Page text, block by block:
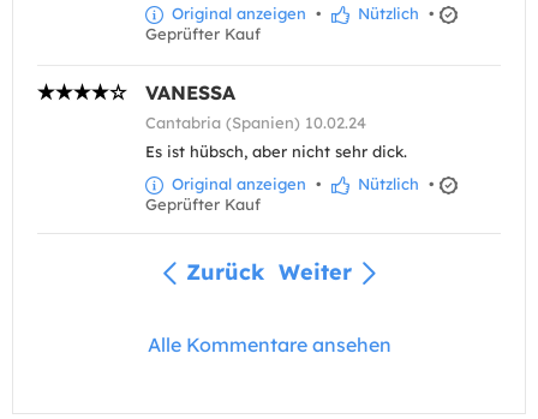
Original anzeigen • Nützlich •
Geprüfter Kauf
VANESSA
Cantabria (Spanien) 10.02.24
Es ist hübsch, aber nicht sehr dick.
Original anzeigen • Nützlich •
Geprüfter Kauf
Zurück Weiter
Alle Kommentare ansehen